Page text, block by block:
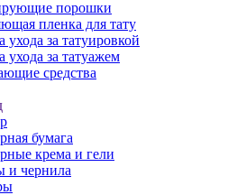
порошки
пленка для тату
ухода за татуировкой
ухода за татуажем
средства
бумага
крема и гели
и чернила